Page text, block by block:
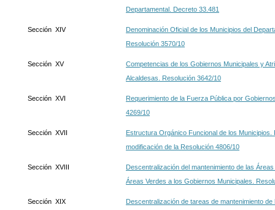
Departamental. Decreto 33.481
Sección XIV
Denominación Oficial de los Municipios del
Resolución 3570/10
Sección XV
Competencias de los Gobiernos Municipales y
Alcaldesas. Resolución 3642/10
Sección XVI
Requerimiento de la Fuerza Pública por
4269/10
Sección XVII
Estructura Orgánico Funcional de los Municipios.
modificación de la Resolución 4806/10
Sección XVIII
Descentralización del mantenimiento de las
Áreas Verdes a los Gobiernos Municipales.
Sección XIX
Descentralización de tareas de mantenimiento